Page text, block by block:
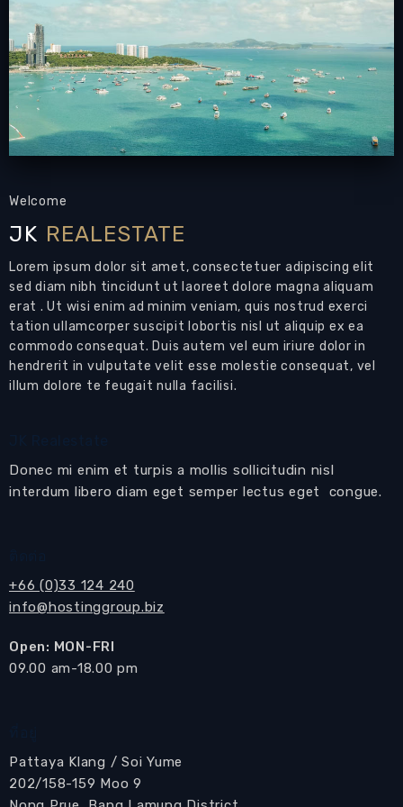
Welcome
JK REALESTATE
Lorem ipsum dolor sit amet, consectetuer adipiscing elit
sed diam nibh tincidunt ut laoreet dolore magna aliquam
erat . Ut wisi enim ad minim veniam, quis nostrud exerci
tation ullamcorper suscipit lobortis nisl ut aliquip ex ea
commodo consequat. Duis autem vel eum iriure dolor in
hendrerit in vulputate velit esse molestie consequat, vel
illum dolore te feugait nulla facilisi.
Donec mi enim et turpis a mollis sollicitudin nisl
interdum libero diam eget semper lectus eget congue.
+66 (0)33 124 240
info@hostinggroup.biz
Open: MON-FRI
​09.00 am-18.00 pm
Pattaya Klang / Soi Yume
202/158-159 Moo 9